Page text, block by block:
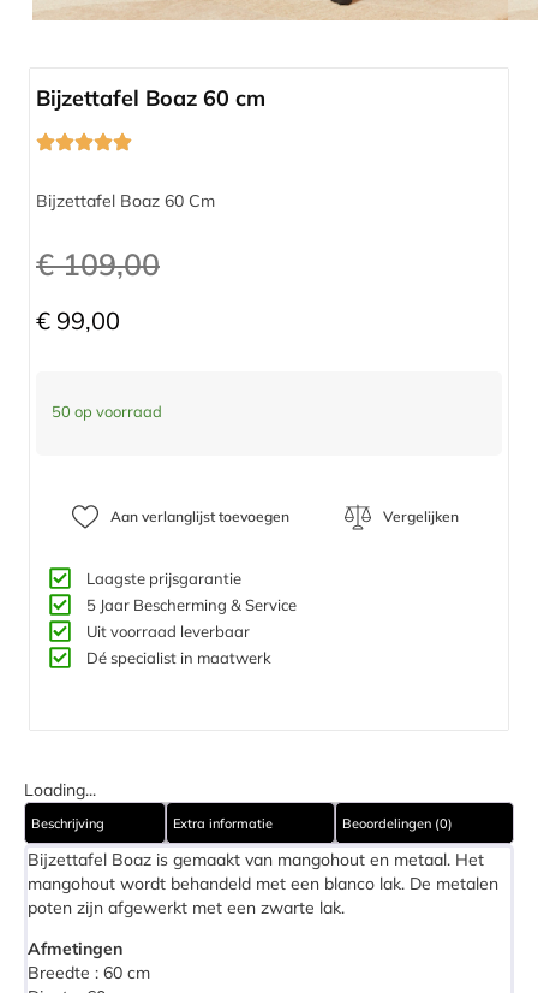
Bijzettafel Boaz 60 cm
Bijzettafel Boaz 60 Cm
€109,00
€ 99,00
50 op voorraad
Aan verlanglijst toevoegen Vergelijken
Laagste prijsgarantie
5 Jaar Bescherming & Service​
Uit voorraad leverbaar
Dé specialist in maatwerk
Loading...
Beschrijving Extra informatie Beoordelingen (0)
Bijzettafel Boaz is gemaakt van mangohout en metaal. Het
mangohout wordt behandeld met een blanco lak. De metalen
poten zijn afgewerkt met een zwarte lak.
Afmetingen
Breedte : 60 cm